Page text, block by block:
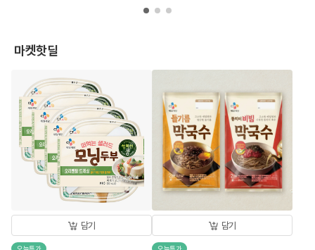
마켓핫딜
담기 담기